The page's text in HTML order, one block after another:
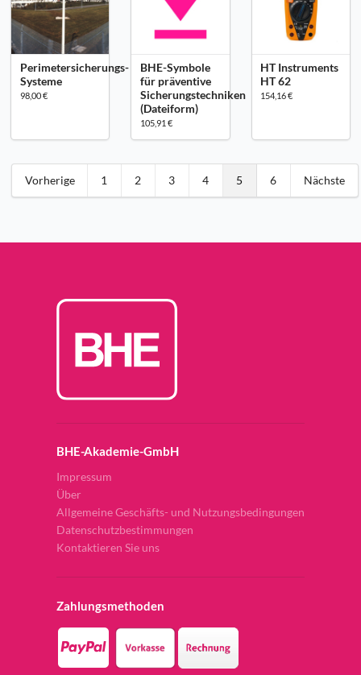
Perimetersicherungs-
Systeme
98,00 €
BHE-Symbole
für präventive
Sicherungstechniken
(Dateiform)
105,91 €
HT Instruments
HT 62
154,16 €
Vorherige 1 2 3 4 5 6 Nächste
BHE-Akademie-GmbH
Impressum
Über
Allgemeine Geschäfts- und Nutzungsbedingungen
Datenschutzbestimmungen
Kontaktieren Sie uns
Zahlungsmethoden